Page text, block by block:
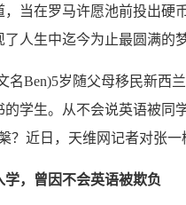
在罗马许愿池前投出硬
人生中迄今为止最圆满的梦
Ben)5岁随父母移民新西
学生。从不会说英语被同
？近日，天维网记者对张一
，曾因不会英语被欺负